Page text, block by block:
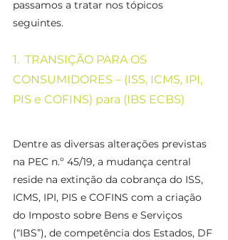
passamos a tratar nos tópicos
seguintes.
1.  TRANSIÇÃO PARA OS
CONSUMIDORES – (ISS, ICMS, IPI,
PIS e COFINS) para (IBS ECBS)
Dentre as diversas alterações previstas
na PEC n.º 45/19, a mudança central
reside na extinção da cobrança do ISS,
ICMS, IPI, PIS e COFINS com a criação
do Imposto sobre Bens e Serviços
(“IBS”), de competência dos Estados, DF